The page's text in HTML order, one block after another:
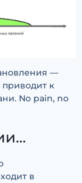
—
приводит к
No pain, no
в